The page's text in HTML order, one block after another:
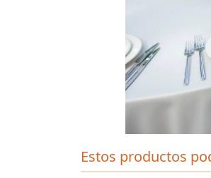
Estos productos